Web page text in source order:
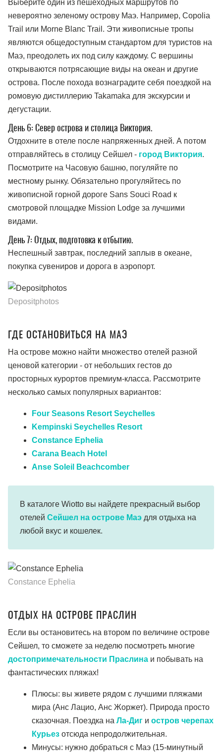
Выберите один из пешеходных маршрутов по
невероятно зеленому острову Маэ. Например, Copolia
Trail или Morne Blanc Trail. Эти живописные тропы
являются общедоступным стандартом для туристов на
Маэ, преодолеть их под силу каждому. С вершины
открываются потрясающие виды на океан и другие
острова. После похода вознаградите себя поездкой на
ромовую дистиллерию Takamaka для экскурсии и
дегустации.
День 6: Север острова и столица Виктория.
Отдохните в отеле после напряженных дней. А потом
отправляйтесь в столицу Сейшел - город Виктория.
Посмотрите на Часовую башню, погуляйте по
местному рынку. Обязательно прогуляйтесь по
живописной горной дороге Sans Souci Road к
смотровой площадке Mission Lodge за лучшими
видами.
День 7: Отдых, подготовка к отбытию.
Неспешный завтрак, последний заплыв в океане,
покупка сувениров и дорога в аэропорт.
Depositphotos
ГДЕ ОСТАНОВИТЬСЯ НА МАЭ
На острове можно найти множество отелей разной
ценовой категории - от небольших гестов до
просторных курортов премиум-класса. Рассмотрите
несколько самых популярных вариантов:
Four Seasons Resort Seychelles
Kempinski Seychelles Resort
Constance Ephelia
Carana Beach Hotel
Anse Soleil Beachcomber
В каталоге Wiotto вы найдете прекрасный выбор
отелей Сейшел на острове Маэ для отдыха на
любой вкус и кошелек.
Constance Ephelia
ОТДЫХ НА ОСТРОВЕ ПРАСЛИН
Если вы остановитесь на втором по величине острове
Сейшел, то сможете за неделю посмотреть многие
достопримечательности Праслина и побывать на
фантастических пляжах!
Плюсы: вы живете рядом с лучшими пляжами
мира (Анс Лацио, Анс Жоржет). Природа просто
сказочная. Поездка на Ла-Диг и остров черепах
Курьез отсюда непродолжительная.
Минусы: нужно добраться с Маэ (15-минутный